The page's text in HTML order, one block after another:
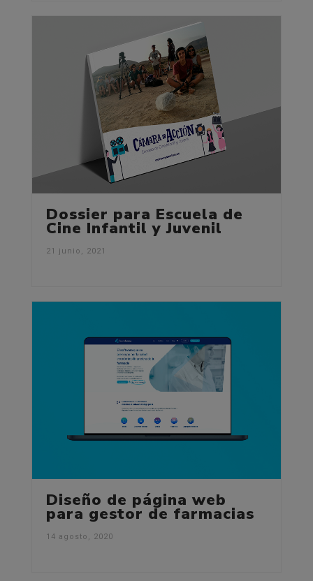
Dossier para Escuela de
Cine Infantil y Juvenil
21 junio, 2021
Diseño de página web
para gestor de farmacias
14 agosto, 2020